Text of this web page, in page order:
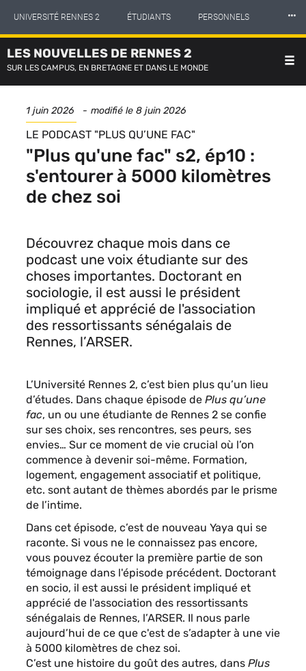
contenu
principal
UNIVERSITÉ RENNES 2 ÉTUDIANTS PERSONNELS
INTERNATIONAL PROFESSIONNELS
LES NOUVELLES DE RENNES 2
⸱⸱⸱
LES NOUVELLES DE RENNES 2
SUR LES CAMPUS, EN BRETAGNE ET DANS LE MONDE
Date
de
publication
1 juin 2026 modifié le 8 juin 2026
SÉRIE
LE PODCAST "PLUS QU’UNE FAC"
"Plus qu'une fac" s2, ép10 :
s'entourer à 5000 kilomètres
de chez soi
Découvrez chaque mois dans ce
podcast une voix étudiante sur des
choses importantes. Doctorant en
sociologie, il est aussi le président
impliqué et apprécié de l'association
des ressortissants sénégalais de
Rennes, l’ARSER.
L’Université Rennes 2, c’est bien plus qu’un lieu
d’études. Dans chaque épisode de Plus qu’une
fac, un ou une étudiante de Rennes 2 se confie
sur ses choix, ses rencontres, ses peurs, ses
envies… Sur ce moment de vie crucial où l’on
commence à devenir soi-même. Formation,
logement, engagement associatif et politique,
etc. sont autant de thèmes abordés par le prisme
de l’intime.
Dans cet épisode, c’est de nouveau Yaya qui se
raconte. Si vous ne le connaissez pas encore,
vous pouvez écouter la première partie de son
témoignage dans l'épisode précédent. Doctorant
en socio, il est aussi le président impliqué et
apprécié de l'association des ressortissants
sénégalais de Rennes, l’ARSER. Il nous parle
aujourd’hui de ce que c'est de s’adapter à une vie
à 5000 kilomètres de chez soi.
C’est une histoire du goût des autres, dans Plus